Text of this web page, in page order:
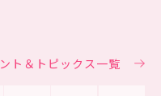
ト＆トピックス一覧